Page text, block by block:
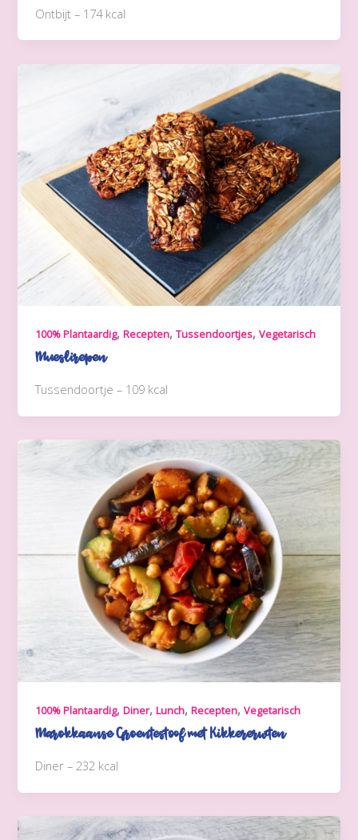
Ontbijt – 174 kcal
100% Plantaardig,Recepten,Tussendoortjes,Vegetarisch
Mueslirepen
Tussendoortje – 109 kcal
100% Plantaardig,Diner,Lunch,Recepten,Vegetarisch
Marokkaanse Groentestoof met Kikkererwten
Diner – 232 kcal